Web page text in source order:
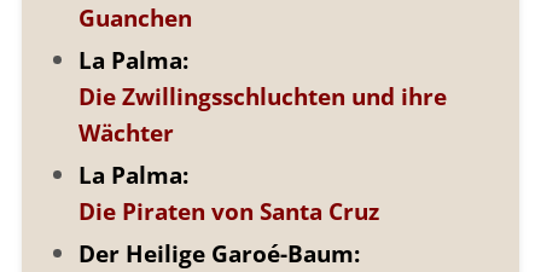
Guanchen
La Palma:
Die Zwillingsschluchten und ihre
Wächter
La Palma:
Die Piraten von Santa Cruz
Der Heilige Garoé-Baum: